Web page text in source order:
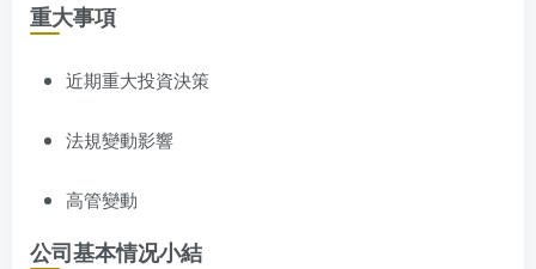
重大事項
近期重大投資決策
法規變動影響
高管變動
公司基本情况小結